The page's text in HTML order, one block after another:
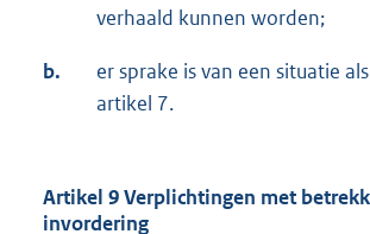
verhaald kunnen worden;
b.
er sprake is van een situatie
artikel 7.
Artikel 9 Verplichtingen met
invordering